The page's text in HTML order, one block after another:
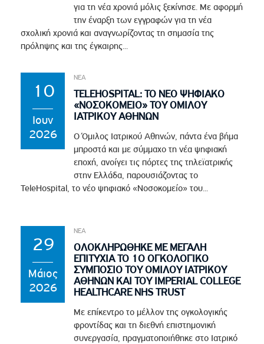
για τη νέα χρονιά μόλις ξεκίνησε. Με αφορμή
την έναρξη των εγγραφών για τη νέα
σχολική χρονιά και αναγνωρίζοντας τη σημασία της
πρόληψης και της έγκαιρης...
10
Ιουν
2026
ΝΕΑ
TELEHOSPITAL: ΤΟ ΝΕΟ ΨΗΦΙΑΚΟ
«ΝΟΣΟΚΟΜΕΙΟ» ΤΟΥ ΟΜΙΛΟΥ
ΙΑΤΡΙΚΟΥ ΑΘΗΝΩΝ
Ο Όμιλος Ιατρικού Αθηνών, πάντα ένα βήμα
μπροστά και με σύμμαχο τη νέα ψηφιακή
εποχή, ανοίγει τις πόρτες της τηλεϊατρικής
στην Ελλάδα, παρουσιάζοντας το
TeleHospital, το νέο ψηφιακό «Νοσοκομείο» του...
29
Μάιος
2026
ΝΕΑ
ΟΛΟΚΛΗΡΩΘΗΚΕ ΜΕ ΜΕΓΑΛΗ
ΕΠΙΤΥΧΙΑ ΤΟ 1Ο ΟΓΚΟΛΟΓΙΚΟ
ΣΥΜΠΟΣΙΟ ΤΟΥ ΟΜΙΛΟΥ ΙΑΤΡΙΚΟΥ
ΑΘΗΝΩΝ ΚΑΙ ΤΟΥ IMPERIAL COLLEGE
HEALTHCARE NHS TRUST
Με επίκεντρο το μέλλον της ογκολογικής
φροντίδας και τη διεθνή επιστημονική
συνεργασία, πραγματοποιήθηκε στο Ιατρικό